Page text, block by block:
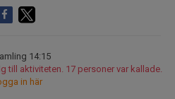
14:15
till aktiviteten. 17 personer var kallade.
in här